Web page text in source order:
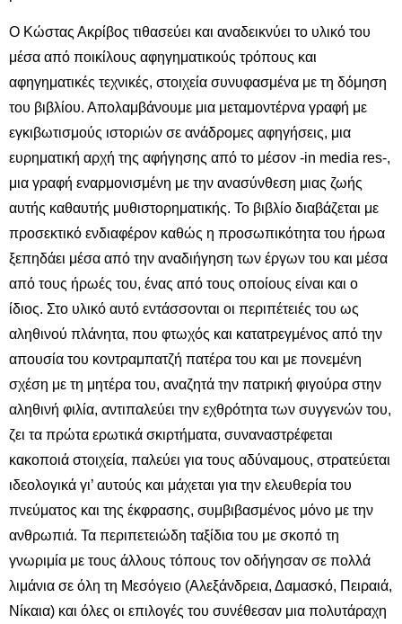
Ο Κώστας Ακρίβος τιθασεύει και αναδεικνύει το υλικό του
μέσα από ποικίλους αφηγηματικούς τρόπους και
αφηγηματικές τεχνικές, στοιχεία συνυφασμένα με τη δόμηση
του βιβλίου. Απολαμβάνουμε μια μεταμοντέρνα γραφή με
εγκιβωτισμούς ιστοριών σε ανάδρομες αφηγήσεις, μια
ευρηματική αρχή της αφήγησης από το μέσον -in media res-,
μια γραφή εναρμονισμένη με την ανασύνθεση μιας ζωής
αυτής καθαυτής μυθιστορηματικής. Το βιβλίο διαβάζεται με
προσεκτικό ενδιαφέρον καθώς η προσωπικότητα του ήρωα
ξεπηδάει μέσα από την αναδιήγηση των έργων του και μέσα
από τους ήρωές του, ένας από τους οποίους είναι και ο
ίδιος. Στο υλικό αυτό εντάσσονται οι περιπέτειές του ως
αληθινού πλάνητα, που φτωχός και κατατρεγμένος από την
απουσία του κοντραμπατζή πατέρα του και με πονεμένη
σχέση με τη μητέρα του, αναζητά την πατρική φιγούρα στην
αληθινή φιλία, αντιπαλεύει την εχθρότητα των συγγενών του,
ζει τα πρώτα ερωτικά σκιρτήματα, συναναστρέφεται
κακοποιά στοιχεία, παλεύει για τους αδύναμους, στρατεύεται
ιδεολογικά γι’ αυτούς και μάχεται για την ελευθερία του
πνεύματος και της έκφρασης, συμβιβασμένος μόνο με την
ανθρωπιά. Τα περιπετειώδη ταξίδια του με σκοπό τη
γνωριμία με τους άλλους τόπους τον οδήγησαν σε πολλά
λιμάνια σε όλη τη Μεσόγειο (Αλεξάνδρεια, Δαμασκό, Πειραιά,
Νίκαια) και όλες οι επιλογές του συνέθεσαν μια πολυτάραχη